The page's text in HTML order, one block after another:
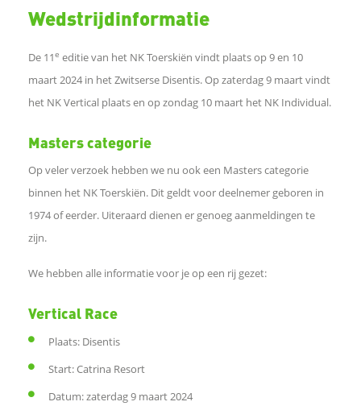
o
D
e
l
e
p
Wedstrijdinformatie
De 11e editie van het NK Toerskiën vindt plaats op 9 en 10
maart 2024 in het Zwitserse Disentis. Op zaterdag 9 maart vindt
het NK Vertical plaats en op zondag 10 maart het NK Individual.
Masters categorie
Op veler verzoek hebben we nu ook een Masters categorie
binnen het NK Toerskiën. Dit geldt voor deelnemer geboren in
1974 of eerder. Uiteraard dienen er genoeg aanmeldingen te
zijn.
We hebben alle informatie voor je op een rij gezet:
Vertical Race
Plaats: Disentis
Start: Catrina Resort
Datum: zaterdag 9 maart 2024